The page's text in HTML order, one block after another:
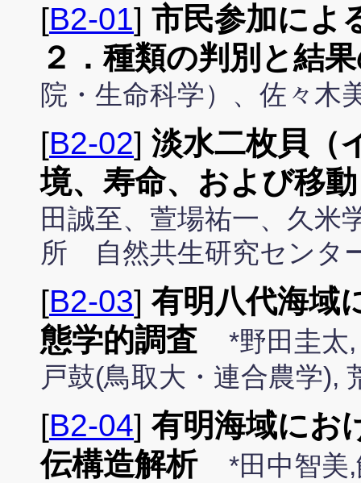
[B2-01] 市民参加に
２．種類の判別と結
院・生命科学）、佐々木
[B2-02] 淡水二枚貝（
境、寿命、および移動
田誠至、萱場祐一、久米
所 自然共生研究センタ
[B2-03] 有明八代海域
態学的調査
*野田圭太
戸鼓(鳥取大・連合農学),
[B2-04] 有明海域にお
伝構造解析
*田中智美